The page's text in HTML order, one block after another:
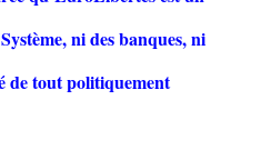
ni des banques, ni
de tout politiquement